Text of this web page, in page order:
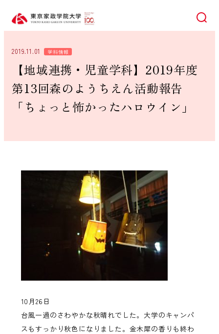
検索
2019.11.01 学科情報
【地域連携・児童学科】2019年度
第13回森のようちえん活動報告
「ちょっと怖かったハロウイン」
10月26日
台風一過のさわやかな秋晴れでした。大学のキャンパ
スもすっかり秋色になりました。金木犀の香りも終わ